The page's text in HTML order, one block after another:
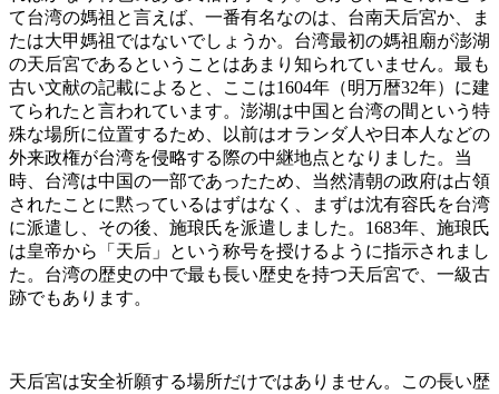
て台湾の媽祖と言えば、一番有名なのは、台南天后宮か、ま
たは大甲媽祖ではないでしょうか。台湾最初の媽祖廟が澎湖
の天后宮であるということはあまり知られていません。最も
古い文献の記載によると、ここは1604年（明万暦32年）に建
てられたと言われています。澎湖は中国と台湾の間という特
殊な場所に位置するため、以前はオランダ人や日本人などの
外来政権が台湾を侵略する際の中継地点となりました。当
時、台湾は中国の一部であったため、当然清朝の政府は占領
されたことに黙っているはずはなく、まずは沈有容氏を台湾
に派遣し、その後、施琅氏を派遣しました。1683年、施琅氏
は皇帝から「天后」という称号を授けるように指示されまし
た。台湾の歴史の中で最も長い歴史を持つ天后宮で、一級古
跡でもあります。
天后宮は安全祈願する場所だけではありません。この長い歴